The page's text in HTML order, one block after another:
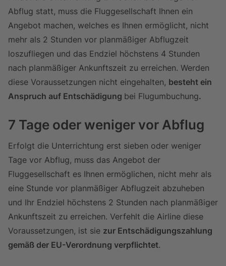
Abflug statt, muss die Fluggesellschaft Ihnen ein
Angebot machen, welches es Ihnen ermöglicht, nicht
mehr als 2 Stunden vor planmäßiger Abflugzeit
loszufliegen und das Endziel höchstens 4 Stunden
nach planmäßiger Ankunftszeit zu erreichen. Werden
diese Voraussetzungen nicht eingehalten, besteht ein
Anspruch auf Entschädigung bei Flugumbuchung.
7 Tage oder weniger vor Abflug
Erfolgt die Unterrichtung erst sieben oder weniger
Tage vor Abflug, muss das Angebot der
Fluggesellschaft es Ihnen ermöglichen, nicht mehr als
eine Stunde vor planmäßiger Abflugzeit abzuheben
und Ihr Endziel höchstens 2 Stunden nach planmäßiger
Ankunftszeit zu erreichen. Verfehlt die Airline diese
Voraussetzungen, ist sie zur Entschädigungszahlung
gemäß der EU-Verordnung verpflichtet.